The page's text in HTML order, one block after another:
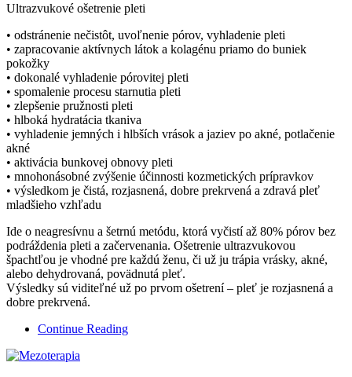
Ultrazvukové ošetrenie pleti
• odstránenie nečistôt, uvoľnenie pórov, vyhladenie pleti
• zapracovanie aktívnych látok a kolagénu priamo do buniek
pokožky
• dokonalé vyhladenie pórovitej pleti
• spomalenie procesu starnutia pleti
• zlepšenie pružnosti pleti
• hlboká hydratácia tkaniva
• vyhladenie jemných i hlbších vrások a jaziev po akné, potlačenie
akné
• aktivácia bunkovej obnovy pleti
• mnohonásobné zvýšenie účinnosti kozmetických prípravkov
• výsledkom je čistá, rozjasnená, dobre prekrvená a zdravá pleť
mladšieho vzhľadu
Ide o neagresívnu a šetrnú metódu, ktorá vyčistí až 80% pórov bez
podráždenia pleti a začervenania. Ošetrenie ultrazvukovou
špachtľou je vhodné pre každú ženu, či už ju trápia vrásky, akné,
alebo dehydrovaná, povädnutá pleť.
Výsledky sú viditeľné už po prvom ošetrení – pleť je rozjasnená a
dobre prekrvená.
Continue Reading